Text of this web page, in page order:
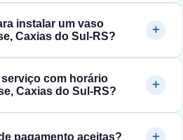
instalar um vaso
Caxias do Sul‑RS?
com horário
Caxias do Sul‑RS?
pagamento aceitas?